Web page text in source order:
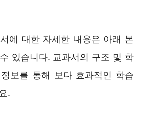
에 대한 자세한 내용은 아래 본
있습니다. 교과서의 구조 및 학
보를 통해 보다 효과적인 학습
.